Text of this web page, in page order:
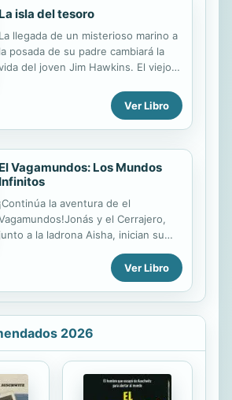
La isla del tesoro
La llegada de un misterioso marino a
la posada de su padre cambiará la
del joven Jim Hawkins. El viejo
repentinamente en la posada, Jim
hallará entre sus cosas un mapa que
la situación de un tesoro
enterrado en una isla remota.
Animado por la posibilidad de vivir
una aventura y de conseguir una
embarcará en un viaje lleno de
peligros y, quizá, también fortuna.
Ver Libro
El Vagamundos: Los Mundos
Infinitos
¡Continúa la aventura de el
y el Cerrajero,
junto a la ladrona Aisha, inician su
viaje a través de la Ruta, en busca de
esa última Puerta que esconde un
terrible poder, capaz de borrar de la
repleto de peligros y aventuras
través de realidades increíbles,
su verdadero origen. Disfruta de la
parte de El Vagamundos:
Mundos Infinitos.
Ver Libro
2026